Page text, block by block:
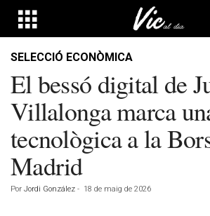
SELECCIÓ ECONÒMICA
El bessó digital de
Villalonga marca
tecnològica a la
Madrid
Por Jordi González - 18 de maig de 2026